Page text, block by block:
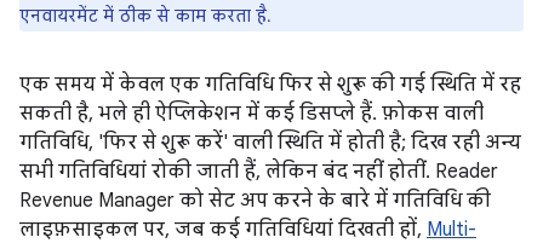
एनवायरमेंट में ठीक से काम करता है.
एक समय में केवल एक गतिविधि फिर से शुरू की गई स्थिति में रह
सकती है, भले ही ऐप्लिकेशन में कई डिसप्ले हैं. फ़ोकस वाली
गतिविधि, 'फिर से शुरू करें' वाली स्थिति में होती है; दिख रही अन्य
सभी गतिविधियां रोकी जाती हैं, लेकिन बंद नहीं होतीं. Reader
Revenue Manager को सेट अप करने के बारे में गतिविधि की
लाइफ़साइकल पर, जब कई गतिविधियां दिखती हों, Multi-